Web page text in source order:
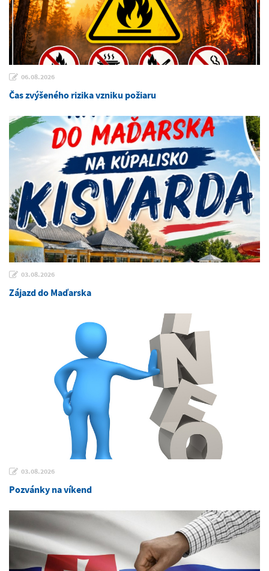
06.08.2026
Čas zvýšeného rizika vzniku požiaru
03.08.2026
Zájazd do Maďarska
03.08.2026
Pozvánky na víkend